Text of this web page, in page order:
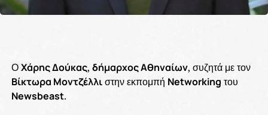
ΟΧάρης Δούκας, δήμαρχος Αθηναίων, συζητά με τον
Βίκτωρα Μοντζέλλιστην εκπομπή Networking του
Newsbeast.